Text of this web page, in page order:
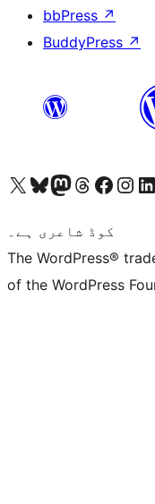
bbPress ↗
BuddyPress ↗
Visit our X (formerly Twitter) account
ہمارے بلیواسکائی اکاؤنٹ پر جائیں
Visit our Mastodon account
ہمارے ٹھریڈز اکاؤنٹ پر جائیں
Visit our Facebook page
Visit our
کوڈ شاعری ہے۔
The WordPress®
of the WordPress